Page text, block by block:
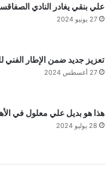
علي بنقي يغادر النادي
27 يونيو 2024
تعزيز جديد ضمن الإطار الفني
27 أغسطس 2024
هذا هو بديل علي معلول في
28 يوليو 2024